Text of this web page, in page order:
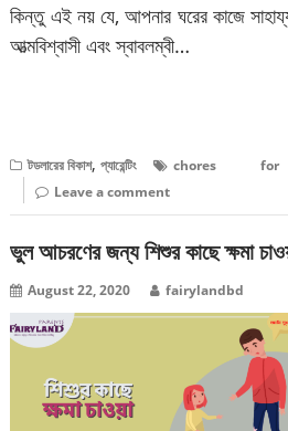
কিন্তু এই নয় যে, আপনার ঘরের কাজে
আত্মবিশ্বাসী এবং স্বাবলম্বী…
টডলারের বিকাশ,প্যারেন্টিং chores
Leave a comment
ভুল আচরণের জন্য শিশুর কাছে ক্ষমা
August 22, 2020 fairylandbd